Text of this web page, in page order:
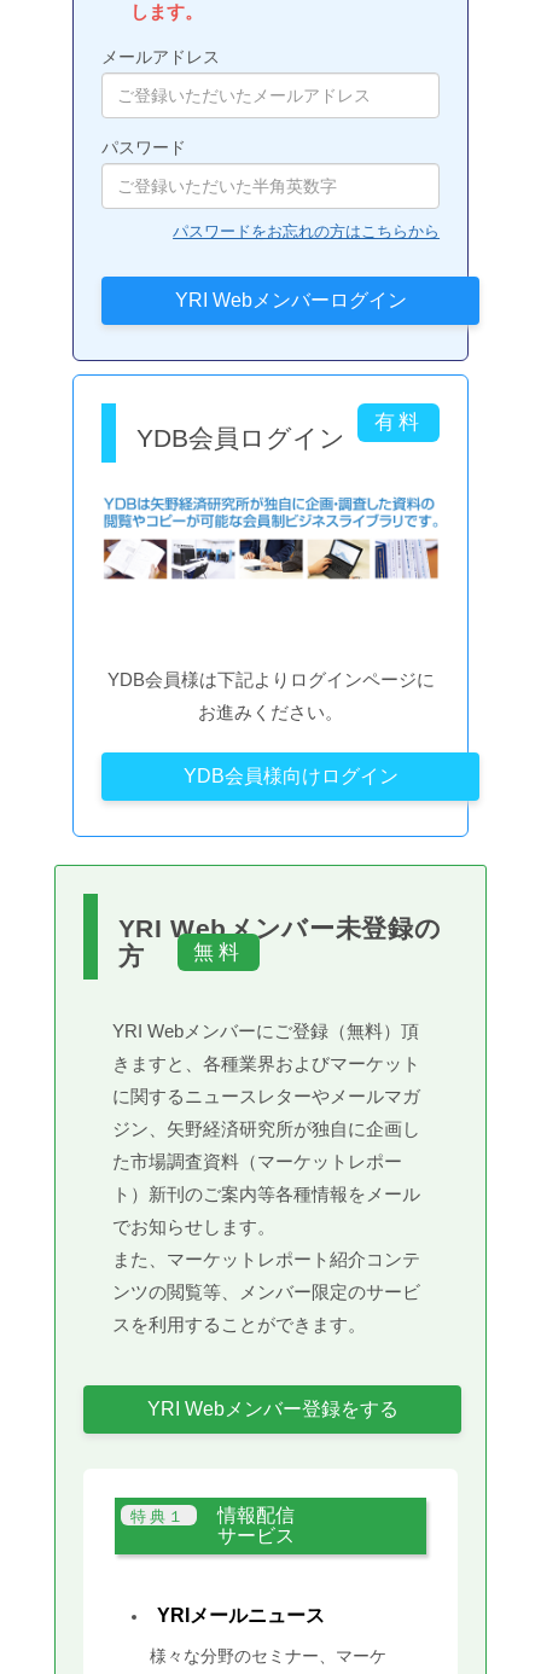
します。
メールアドレス
パスワード
パスワードをお忘れの方はこちらから
YDB会員ログイン
YDB会員様は下記よりログインページに
お進みください。
YDB会員様向けログイン
YRI Webメンバー未登録の
方
YRI Webメンバーにご登録（無料）頂
きますと、各種業界およびマーケット
に関するニュースレターやメールマガ
ジン、矢野経済研究所が独自に企画し
た市場調査資料（マーケットレポー
ト）新刊のご案内等各種情報をメール
でお知らせします。
また、マーケットレポート紹介コンテ
ンツの閲覧等、メンバー限定のサービ
スを利用することができます。
YRI Webメンバー登録をする
情報配信
サービス
YRIメールニュース
様々な分野のセミナー、マーケ